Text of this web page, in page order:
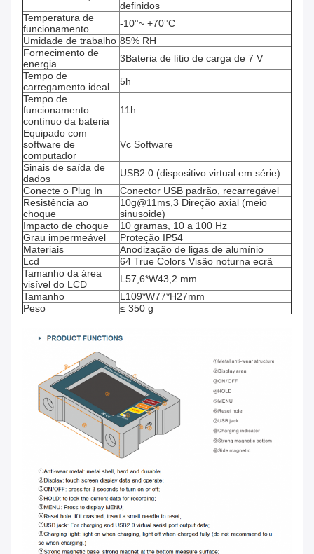
definidos
Temperatura de
funcionamento
-10°~ +70°C
Umidade de trabalho 85% RH
Fornecimento de
energia
3Bateria de lítio de carga de 7 V
Tempo de
carregamento ideal
5h
Tempo de
funcionamento
contínuo da bateria
11h
Equipado com
software de
computador
Vc Software
Sinais de saída de
dados
USB2.0 (dispositivo virtual em série)
Conecte o Plug In
Conector USB padrão, recarregável
Resistência ao
choque
10g@11ms,3 Direção axial (meio
sinusoide)
Impacto de choque
10 gramas, 10 a 100 Hz
Grau impermeável
Proteção IP54
Materiais
Anodização de ligas de alumínio
Lcd
64 True Colors Visão noturna ecrã
Tamanho da área
visível do LCD
L57,6*W43,2 mm
Tamanho
L109*W77*H27mm
Peso
≤ 350 g